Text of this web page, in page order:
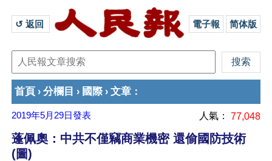
↺ 返回 電子報 简体版
首頁 › 分欄目 › 國際› 文章 ：
2019年5月29日發表 人氣： 77,048
蓬佩奧：中共不僅竊商業機密 還偷國防技術
(圖)